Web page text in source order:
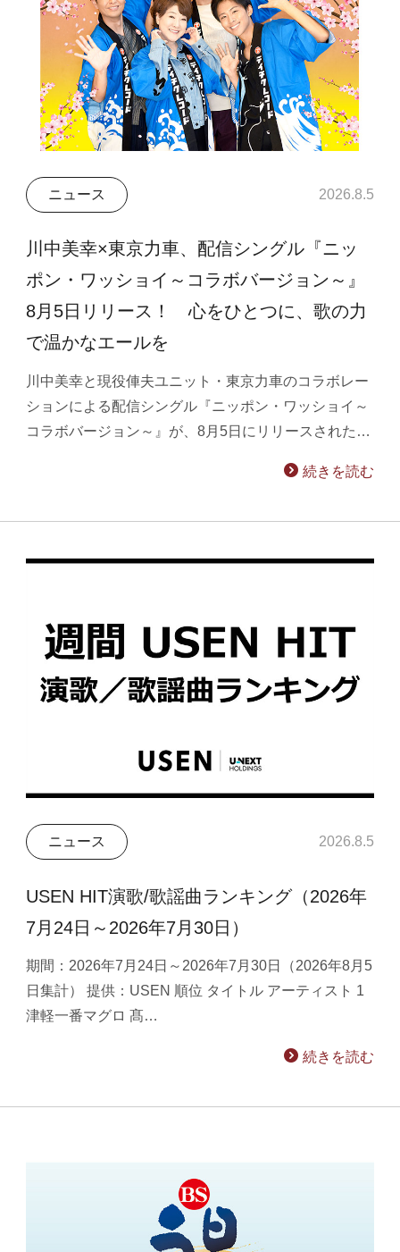
ニュース 2026.8.5
川中美幸×東京力車、配信シングル『ニッ
ポン・ワッショイ～コラボバージョン～』
8月5日リリース！ 心をひとつに、歌の力
で温かなエールを
川中美幸と現役俥夫ユニット・東京力車のコラボレー
ションによる配信シングル『ニッポン・ワッショイ～
コラボバージョン～』が、8月5日にリリースされた…
続きを読む
ニュース 2026.8.5
USEN HIT演歌/歌謡曲ランキング（2026年
7月24日～2026年7月30日）
期間：2026年7月24日～2026年7月30日（2026年8月5
日集計） 提供：USEN 順位 タイトル アーティスト 1
津軽一番マグロ 髙…
続きを読む